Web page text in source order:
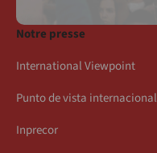
Notre presse
International Viewpoint
Punto de vista internacional
Inprecor